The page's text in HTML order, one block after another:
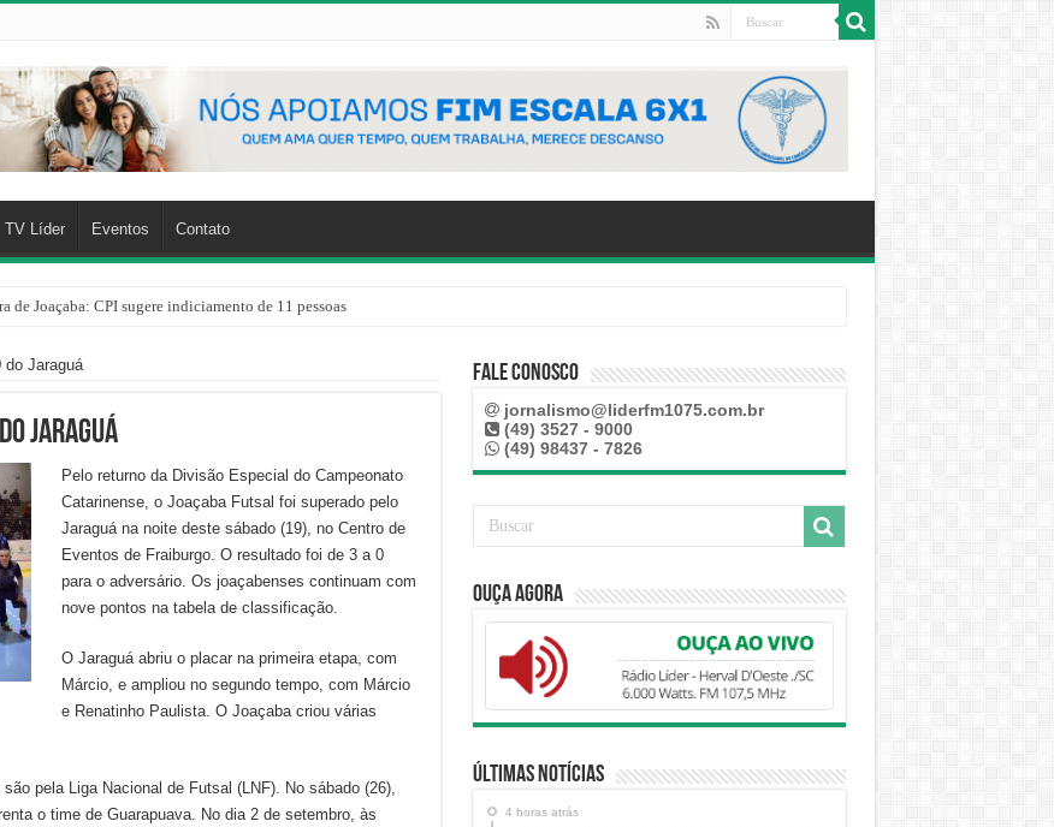
TV Líder Eventos Contato
de Joaçaba: CPI sugere indiciamento de 11 pessoas
do Jaraguá
Jaraguá
Pelo returno da Divisão Especial do Campeonato
Catarinense, o Joaçaba Futsal foi superado pelo
Jaraguá na noite deste sábado (19), no Centro de
Eventos de Fraiburgo. O resultado foi de 3 a 0
para o adversário. Os joaçabenses continuam com
nove pontos na tabela de classificação.
O Jaraguá abriu o placar na primeira etapa, com
Márcio, e ampliou no segundo tempo, com Márcio
e Renatinho Paulista. O Joaçaba criou várias
pela Liga Nacional de Futsal (LNF). No sábado (26),
o time de Guarapuava. No dia 2 de setembro, às
Fale Conosco
jornalismo@liderfm1075.com.br
(49) 3527 - 9000
(49) 98437 - 7826
Ouça Agora
Últimas Notícias
4 horas atrás